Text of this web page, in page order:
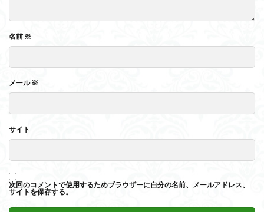
名前 ※
メール※
サイト
次回のコメントで使用するためブラウザーに自分の名前、メールアドレス、
サイトを保存する。